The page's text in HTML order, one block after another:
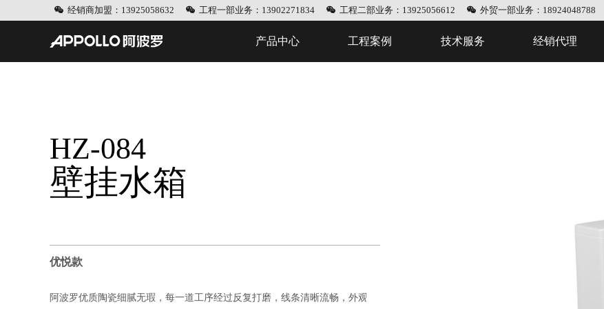
经销商加盟：13925058632 工程一部业务：13902271834 工程二部业务：13925056612 外贸一部业务：18924048788
产品中心 工程案例 技术服务 经销代理
HZ-084
壁挂水箱
优悦款
阿波罗优质陶瓷细腻无瑕，每一道工序经过反复打磨，线条清晰流畅，外观圆